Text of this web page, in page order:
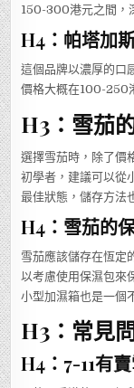
150-300港元之間，
H4：帕塔加
這個品牌以濃厚的口
價格大概在100-250
H3：雪茄
選擇雪茄時，除了價
初學者，建議可以從
最佳狀態，儲存方法
H4：雪茄的
雪茄應該儲存在恆定
以考慮使用保濕包來
小型加濕箱也是一個
H3：常見
H4：7-11有